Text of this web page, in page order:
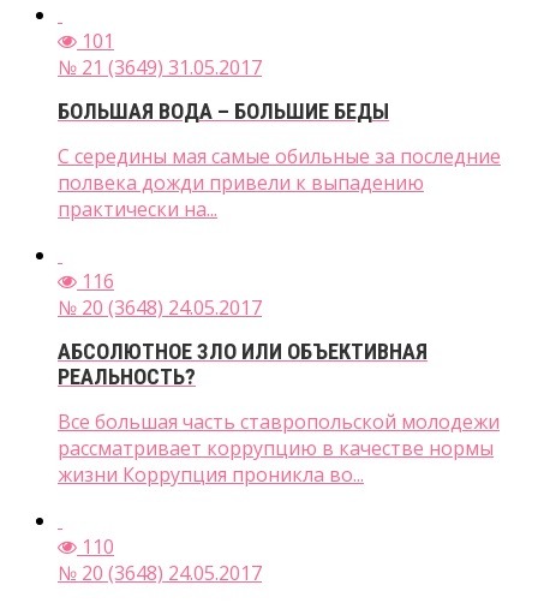
101
№ 21 (3649) 31.05.2017
БОЛЬШАЯ ВОДА – БОЛЬШИЕ БЕДЫ
С середины мая самые обильные за последние
полвека дожди привели к выпадению
практически на...
116
№ 20 (3648) 24.05.2017
АБСОЛЮТНОЕ ЗЛО ИЛИ ОБЪЕКТИВНАЯ
РЕАЛЬНОСТЬ?
Все большая часть ставропольской молодежи
рассматривает коррупцию в качестве нормы
жизни Коррупция проникла во...
110
№ 20 (3648) 24.05.2017